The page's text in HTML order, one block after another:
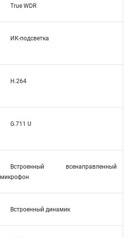
True WDR
ИК-подсветка
H.264
G.711 U
Встроенный всенаправленный
микрофон
Встроенный динамик